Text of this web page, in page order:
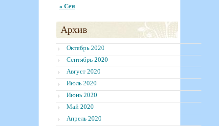
« Сен
Архив
Октябрь 2020
Сентябрь 2020
Август 2020
Июль 2020
Июнь 2020
Май 2020
Апрель 2020